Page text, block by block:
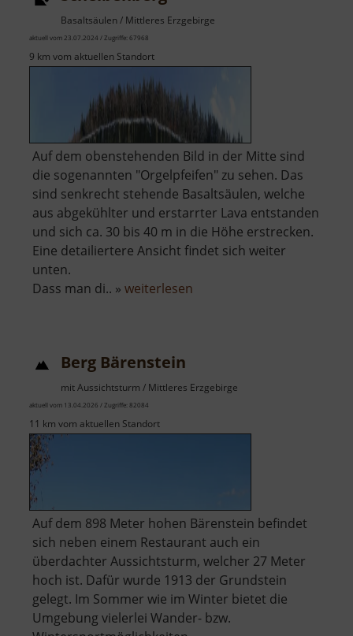
Basaltsäulen / Mittleres Erzgebirge
aktuell vom 23.07.2024 / Zugriffe: 67968
9 km vom aktuellen Standort
Auf dem obenstehenden Bild in der Mitte sind
die sogenannten "Orgelpfeifen" zu sehen. Das
sind senkrecht stehende Basaltsäulen, welche
aus abgekühlter und erstarrter Lava entstanden
und sich ca. 30 bis 40 m in die Höhe erstrecken.
Eine detailiertere Ansicht findet sich weiter
unten.
Dass man di.. » weiterlesen
Berg Bärenstein
mit Aussichtsturm / Mittleres Erzgebirge
aktuell vom 13.04.2026 / Zugriffe: 82084
11 km vom aktuellen Standort
Auf dem 898 Meter hohen Bärenstein befindet
sich neben einem Restaurant auch ein
überdachter Aussichtsturm, welcher 27 Meter
hoch ist. Dafür wurde 1913 der Grundstein
gelegt. Im Sommer wie im Winter bietet die
Umgebung vielerlei Wander- bzw.